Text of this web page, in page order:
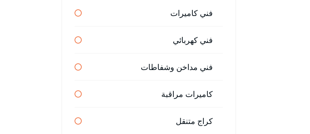
فني كاميرات
فني كهربائي
فني مداخن وشفاطات
كاميرات مراقبة
كراج متنقل